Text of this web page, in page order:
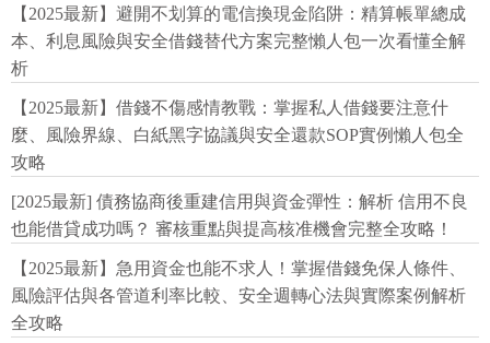
【2025最新】避開不划算的電信換現金陷阱：精算帳單總成
本、利息風險與安全借錢替代方案完整懶人包一次看懂全解
析
【2025最新】借錢不傷感情教戰：掌握私人借錢要注意什
麼、風險界線、白紙黑字協議與安全還款SOP實例懶人包全
攻略
[2025最新] 債務協商後重建信用與資金彈性：解析 信用不良
也能借貸成功嗎？ 審核重點與提高核准機會完整全攻略！
【2025最新】急用資金也能不求人！掌握借錢免保人條件、
風險評估與各管道利率比較、安全週轉心法與實際案例解析
全攻略